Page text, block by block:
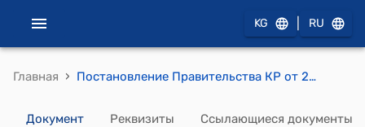
KG RU
Главная › Постановление Правительства КР от 22 декабря 2005 года №607 "О Государственном агентстве по геологии и минеральным ресурсам при Правительстве Кыргызской Республики"
Документ Реквизиты Ссылающиеся документы